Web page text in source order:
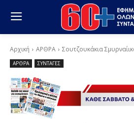
Αρχική ΑΡΘΡΑ Σουτζουκάκια
ΑΡΘΡΑ ΣΥΝΤΑΓΕΣ